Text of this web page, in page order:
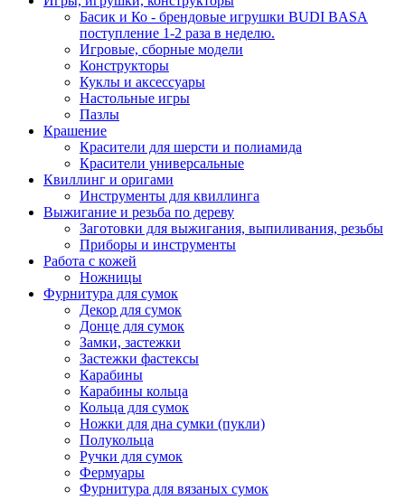
Басик и Ко - брендовые игрушки BUDI BASA
поступление 1-2 раза в неделю.
Игровые, сборные модели
Конструкторы
Куклы и аксессуары
Настольные игры
Пазлы
Крашение
Красители для шерсти и полиамида
Красители универсальные
Квиллинг и оригами
Инструменты для квиллинга
Выжигание и резьба по дереву
Заготовки для выжигания, выпиливания, резьбы
Приборы и инструменты
Работа с кожей
Ножницы
Фурнитура для сумок
Декор для сумок
Донце для сумок
Замки, застежки
Застежки фастексы
Карабины
Карабины кольца
Кольца для сумок
Ножки для дна сумки (пукли)
Полукольца
Ручки для сумок
Фермуары
Фурнитура для вязаных сумок